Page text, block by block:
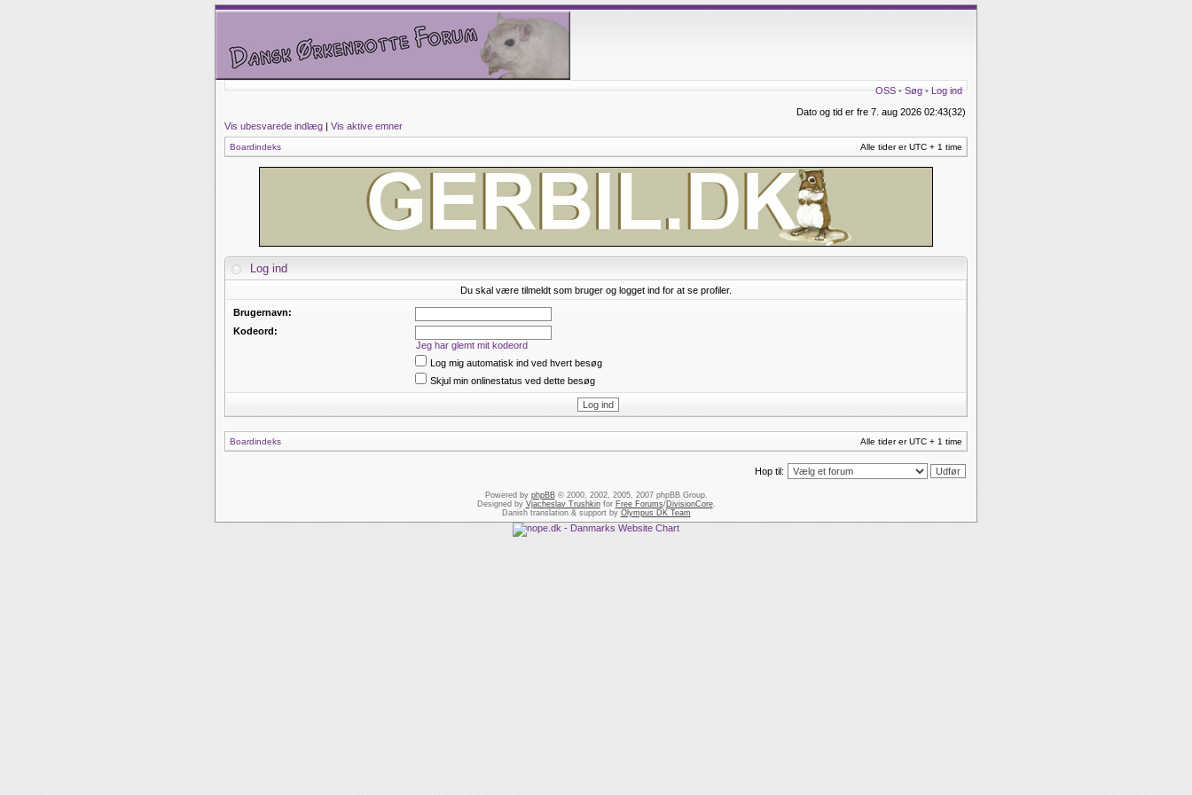
OSS•Søg•Log ind
Dato og tid er fre 7. aug 2026 02:43(32)
Vis ubesvarede indlæg | Vis aktive emner
Boardindeks Alle tider er UTC + 1 time
Log ind
Du skal være tilmeldt som bruger og logget ind for at se profiler.
Brugernavn:
Kodeord:
Jeg har glemt mit kodeord
Log mig automatisk ind ved hvert besøg
Skjul min onlinestatus ved dette besøg
Boardindeks Alle tider er UTC + 1 time
Hop til:
Powered by phpBB© 2000, 2002, 2005, 2007 phpBB Group.
Designed by Vjacheslav Trushkinfor Free Forums/DivisionCore.
Danish translation & support by Olympus DK Team